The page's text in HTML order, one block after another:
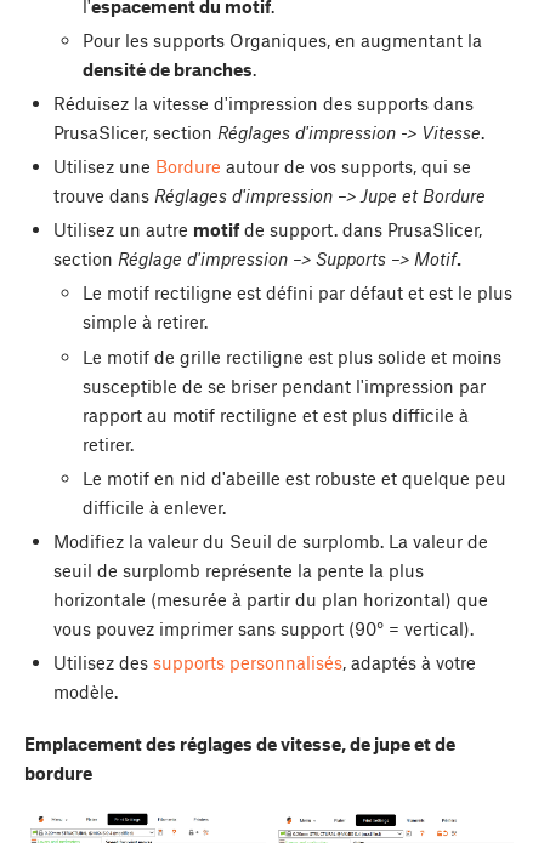
l'espacement du motif.
Pour les supports Organiques, en augmentant la
densité de branches.
Réduisez la vitesse d'impression des supports dans
PrusaSlicer, section Réglages d'impression -> Vitesse.
Utilisez une Bordure autour de vos supports, qui se
trouve dans Réglages d'impression –> Jupe et Bordure
Utilisez un autre motifde support. dans PrusaSlicer,
section Réglage d'impression –> Supports –> Motif.
Le motif rectiligne est défini par défaut et est le plus
simple à retirer.
Le motif de grille rectiligne est plus solide et moins
susceptible de se briser pendant l'impression par
rapport au motif rectiligne et est plus difficile à
retirer.
Le motif en nid d'abeille est robuste et quelque peu
difficile à enlever.
Modifiez la valeur du Seuil de surplomb. La valeur de
seuil de surplomb représente la pente la plus
horizontale (mesurée à partir du plan horizontal) que
vous pouvez imprimer sans support (90° = vertical).
Utilisez des supports personnalisés, adaptés à votre
modèle.
Emplacement des réglages de vitesse, de jupe et de
bordure